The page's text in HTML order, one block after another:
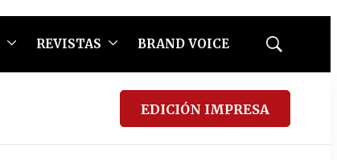
REVISTAS BRAND VOICE
Mostrar
EDICIÓN IMPRESA